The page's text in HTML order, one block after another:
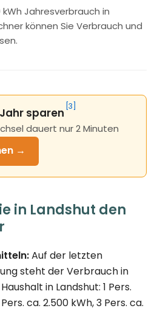
Jahresverbrauch in
können Sie Verbrauch und
sparen [3]
dauert nur 2 Minuten
→
in Landshut den
Auf der letzten
steht der Verbrauch in
in Landshut: 1 Pers.
ca. 2.500 kWh, 3 Pers. ca.